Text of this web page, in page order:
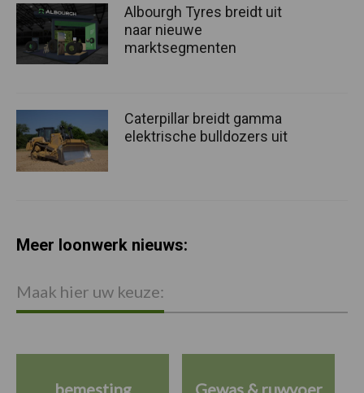
Albourgh Tyres breidt uit
naar nieuwe
marktsegmenten
Caterpillar breidt gamma
elektrische bulldozers uit
Meer loonwerk nieuws:
Maak hier uw keuze:
bemesting Gewas & ruwvoer